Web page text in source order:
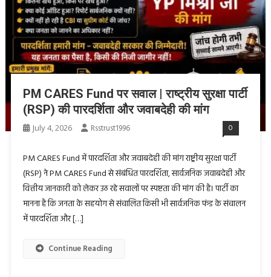
PM CARES Fund पर सवाल | राष्ट्रीय सुरक्षा पार्टी
(RSP) की पारदर्शिता और जवाबदेही की मांग
July 4, 2026 Rsstrust1996 0
PM CARES Fund में पारदर्शिता और जवाबदेही की मांग राष्ट्रीय सुरक्षा पार्टी
(RSP) ने PM CARES Fund से संबंधित पारदर्शिता, सार्वजनिक जवाबदेही और
वित्तीय जानकारी को लेकर उठ रहे सवालों पर स्पष्टता की मांग की है। पार्टी का
मानना है कि जनता के सहयोग से संचालित किसी भी सार्वजनिक फंड के संचालन
में पारदर्शिता और […]
Continue Reading